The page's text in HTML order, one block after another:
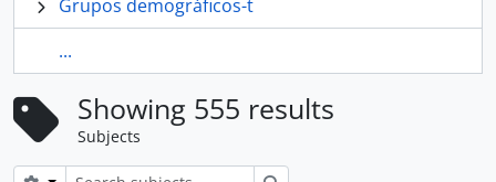
Grupos demográficos-t
...
Showing 555 results
Subjects